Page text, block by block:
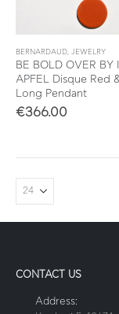
BERNARDAUD, JEWELRY
BE BOLD OVER BY
APFEL Disque Red
Long Pendant
€366.00
CONTACT US
Address: